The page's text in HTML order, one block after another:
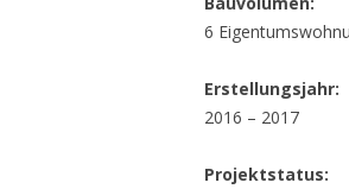
6
Erstellungsjahr:
2016 – 2017
Projektstatus: